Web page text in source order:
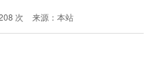
次 来源：本站